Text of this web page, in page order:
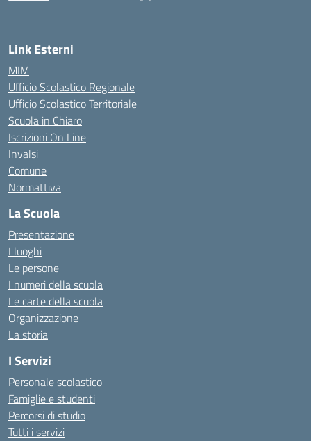
Link Esterni
MIM
Ufficio Scolastico Regionale
Ufficio Scolastico Territoriale
Scuola in Chiaro
Iscrizioni On Line
Invalsi
Comune
Normattiva
La Scuola
Presentazione
I luoghi
Le persone
I numeri della scuola
Le carte della scuola
Organizzazione
La storia
I Servizi
Personale scolastico
Famiglie e studenti
Percorsi di studio
Tutti i servizi